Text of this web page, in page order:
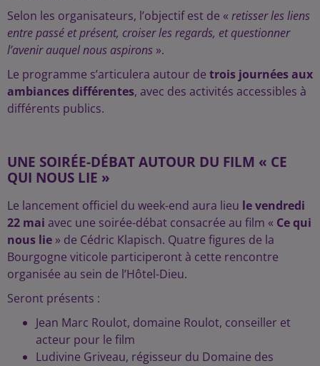
Selon les organisateurs, l’objectif est de « retisser les liens
entre passé et présent, croiser les regards, et questionner
l’avenir auquel nous aspirons ».
Le programme s’articulera autour de trois journées aux
ambiances différentes, avec des activités accessibles à
différents publics.
UNE SOIRÉE-DÉBAT AUTOUR DU FILM « CE
QUI NOUS LIE »
Le lancement officiel du week-end aura lieu le vendredi
22 mai avec une soirée-débat consacrée au film « Ce qui
nous lie » de Cédric Klapisch. Quatre figures de la
Bourgogne viticole participeront à cette rencontre
organisée au sein de l’Hôtel-Dieu.
Seront présents :
Jean Marc Roulot, domaine Roulot, conseiller et
acteur pour le film
Ludivine Griveau, régisseur du Domaine des